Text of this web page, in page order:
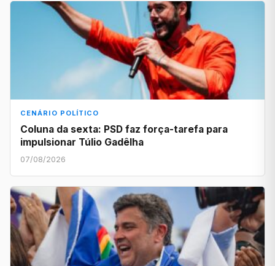
CENÁRIO POLÍTICO
Coluna da sexta: PSD faz força-tarefa para
impulsionar Túlio Gadêlha
07/08/2026